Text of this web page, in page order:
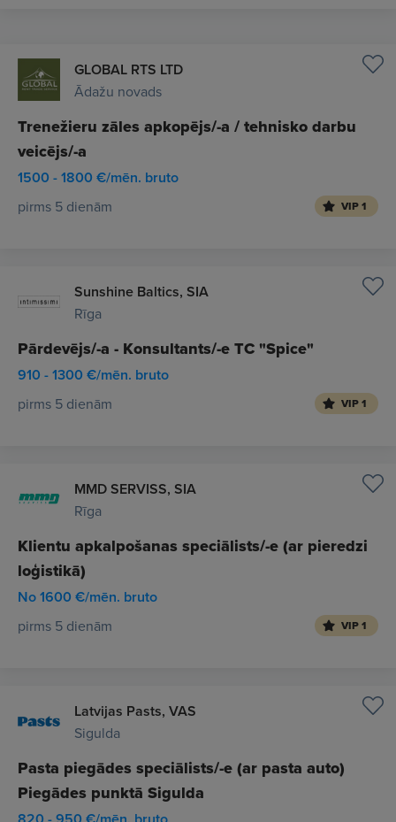
GLOBAL RTS LTD
Ādažu novads
Trenežieru zāles apkopējs/-a / tehnisko darbu
veicējs/-a
1500 - 1800 €/mēn. bruto
pirms 5 dienām VIP 1
Sunshine Baltics, SIA
Rīga
Pārdevējs/-a - Konsultants/-e TC "Spice"
910 - 1300 €/mēn. bruto
pirms 5 dienām VIP 1
MMD SERVISS, SIA
Rīga
Klientu apkalpošanas speciālists/-e (ar pieredzi
loģistikā)
No 1600 €/mēn. bruto
pirms 5 dienām VIP 1
Latvijas Pasts, VAS
Sigulda
Pasta piegādes speciālists/-e (ar pasta auto)
Piegādes punktā Sigulda